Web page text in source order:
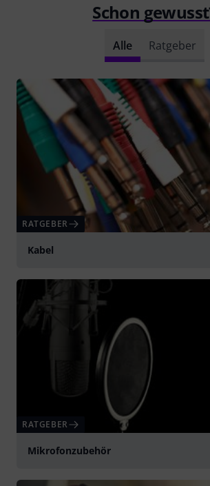
Schon
Alle Ratgeber
RATGEBER
Kabel
RATGEBER
Mikrofonzubehör